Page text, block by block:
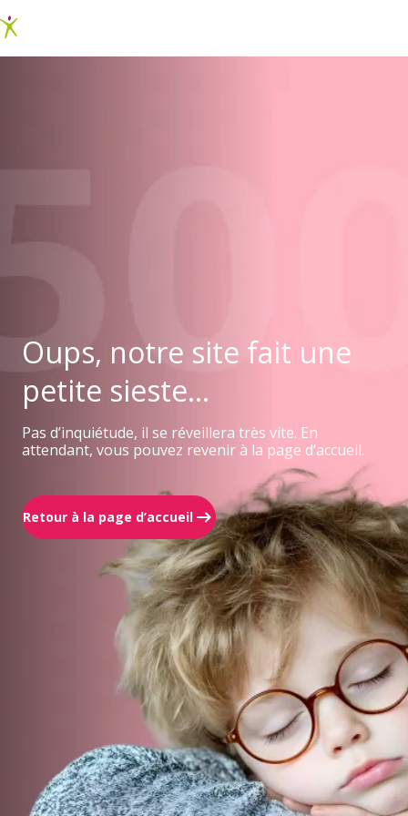
Oups, notre site fait une
petite sieste...
Pas d’inquiétude, il se réveillera très vite. En
attendant, vous pouvez revenir à la page d’accueil.
Retour à la page d’accueil